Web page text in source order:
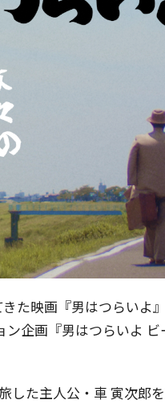
た映画『男はつらいよ
企画『男はつらいよ ビ
した主人公・車 寅次郎